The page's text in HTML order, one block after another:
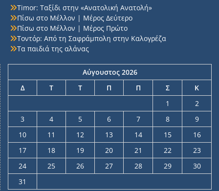
Timor: Ταξίδι στην «Ανατολική Ανατολή»
Πίσω στο Μέλλον | Μέρος Δεύτερο
Πίσω στο Μέλλον | Μέρος Πρώτο
Τοντόρ: Από τη Σαφράμπολη στην Καλογρέζα
Τα παιδιά της αλάνας
Αύγουστος 2026
Δ
Τ Τ Π Π Σ
Κ
1
2
3
4 5 6 7 8
9
10
11 12 13 14 15
16
17
18 19 20 21 22
23
24
25 26 27 28 29
30
31